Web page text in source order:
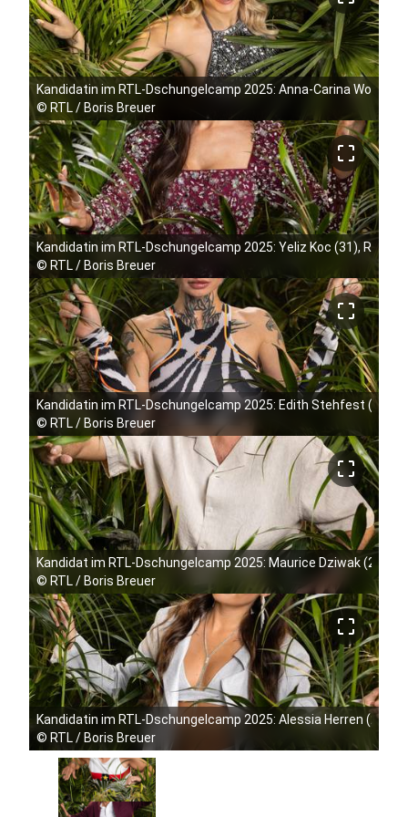
Kandidatin im RTL-Dschungelcamp 2025: Anna-Carina
© RTL / Boris Breuer
crop_free
Kandidatin im RTL-Dschungelcamp 2025: Yeliz Koc (31),
© RTL / Boris Breuer
crop_free
Kandidatin im RTL-Dschungelcamp 2025: Edith Stehfest (29),
© RTL / Boris Breuer
crop_free
Kandidat im RTL-Dschungelcamp 2025: Maurice Dziwak (26),
© RTL / Boris Breuer
crop_free
Kandidatin im RTL-Dschungelcamp 2025: Alessia Herren (23),
© RTL / Boris Breuer